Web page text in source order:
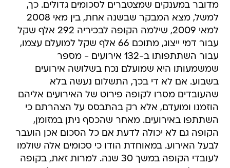
מדובר במענקים שמצטברים לסכומים גדולים. כך,
למשל, מצא המבקר שבשנה אחת, בין מאי 2008
למאי 2009, שילמה הקופה לבכיריה 292 אלף שקל
עבור דמי ייצוג, מתוכם 66 אלף שקל למועלם עצמו,
עבור השתתפותו ב-132 אירועים - מספר
שמשמעותו היא שמועלם נכח בשלושה אירועים
בשבוע. אם לא די בכך, התשלום נעשה בלא
שהעובדים מסרו לקופה פירוט של האירועים אליהם
הוזמנו ומועדם, אלא רק בהתבסס על הצהרתם כי
השתתפו באירועים. מאחר שהכסף ניתן במזומן,
הקופה גם לא יכולה לדעת אם כל הסכום אכן הועבר
לבעל האירוע. במאוחדת הודו כי סכומים אלה שולמו
לעובדי הקופה במשך 30 שנה. למרות זאת, בקופה